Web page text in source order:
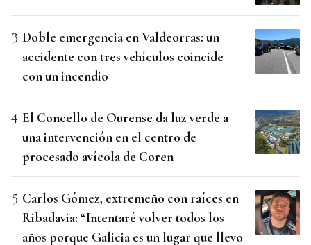
Doble emergencia en Valdeorras: un
accidente con tres vehículos coincide
con un incendio
El Concello de Ourense da luz verde a
una intervención en el centro de
procesado avícola de Coren
Carlos Gómez, extremeño con raíces en
Ribadavia: “Intentaré volver todos los
años porque Galicia es un lugar que llevo